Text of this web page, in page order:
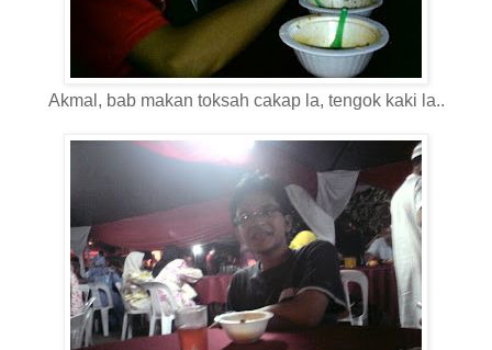
Akmal, bab makan toksah cakap la, tengok kaki la..